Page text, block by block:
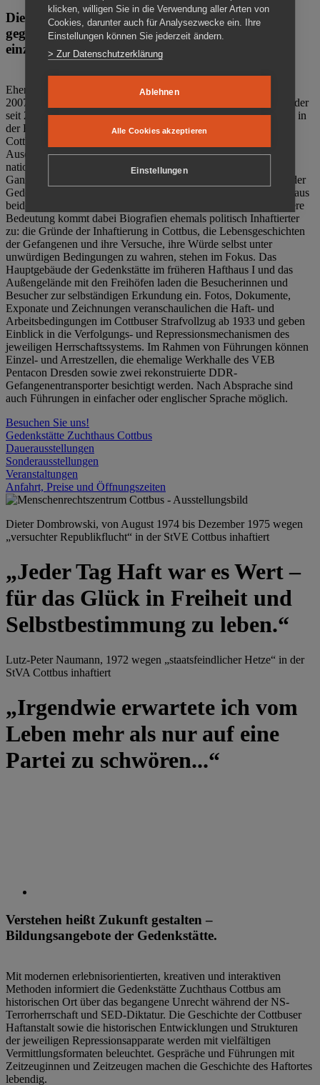
Die Gedenkstätte Zuchthaus Cottbus ist ein Ort
gegen das Vergessen. Anschaulich, nah und
einzigartig.
Ehemalige politische Häftlinge der DDR gründeten im Oktober
2007 den Verein Menschenrechtszentrum Cottbus e. V. (MRZ), der
seit 2011 Eigentümer des ehemaligen Gefängnisses (1860-2002) in
der Bautzener Straße und Träger der Gedenkstätte Zuchthaus
Cottbus ist. Im Zentrum der Arbeit der Gedenkstätte steht die
Auseinandersetzung mit politischem Unrecht während der
nationalsozialistischen Terrorherrschaft und der SED-Diktatur.
Ganzjährig zeigen mehrere Dauer- und Sonderausstellungen in der
Gedenkstätte Zuchthaus Cottbus Beispiele politischen Unrechts aus
beiden deutschen Diktaturen des 20. Jahrhunderts. Eine besondere
Bedeutung kommt dabei Biografien ehemals politisch Inhaftierter
zu: die Gründe der Inhaftierung in Cottbus, die Lebensgeschichten
der Gefangenen und ihre Versuche, ihre Würde selbst unter
unwürdigen Bedingungen zu wahren, stehen im Fokus. Das
Hauptgebäude der Gedenkstätte im früheren Hafthaus I und das
Außengelände mit den Freihöfen laden die Besucherinnen und
Besucher zur selbständigen Erkundung ein. Fotos, Dokumente,
Exponate und Zeichnungen veranschaulichen die Haft- und
Arbeitsbedingungen im Cottbuser Strafvollzug ab 1933 und geben
Einblick in die Verfolgungs- und Repressionsmechanismen des
jeweiligen Herrschaftssystems. Im Rahmen von Führungen können
Einzel- und Arrestzellen, die ehemalige Werkhalle des VEB
Pentacon Dresden sowie zwei rekonstruierte DDR-
Gefangenentransporter besichtigt werden. Nach Absprache sind
auch Führungen in einfacher oder englischer Sprache möglich.
Besuchen Sie uns!
Gedenkstätte Zuchthaus Cottbus
Dauerausstellungen
Sonderausstellungen
Veranstaltungen
Anfahrt, Preise und Öffnungszeiten
Dieter Dombrowski, von August 1974 bis Dezember 1975 wegen
„versuchter Republikflucht“ in der StVE Cottbus inhaftiert
„Jeder Tag Haft war es Wert –
für das Glück in Freiheit und
Selbstbestimmung zu leben.“
Lutz-Peter Naumann, 1972 wegen „staatsfeindlicher Hetze“ in der
StVA Cottbus inhaftiert
„Irgendwie erwartete ich vom
Leben mehr als nur auf eine
Partei zu schwören...“
Verstehen heißt Zukunft gestalten –
Bildungsangebote der Gedenkstätte.
Mit modernen erlebnisorientierten, kreativen und interaktiven
Methoden informiert die Gedenkstätte Zuchthaus Cottbus am
historischen Ort über das begangene Unrecht während der NS-
Terrorherrschaft und SED-Diktatur. Die Geschichte der Cottbuser
Haftanstalt sowie die historischen Entwicklungen und Strukturen
der jeweiligen Repressionsapparate werden mit vielfältigen
Vermittlungsformaten beleuchtet. Gespräche und Führungen mit
Zeitzeuginnen und Zeitzeugen machen die Geschichte des Haftortes
lebendig.
klicken, willigen Sie in die Verwendung aller Arten von
Cookies, darunter auch für Analysezwecke ein. Ihre
Einstellungen können Sie jederzeit ändern.
> Zur Datenschutzerklärung
Ablehnen
Alle Cookies akzeptieren
Einstellungen